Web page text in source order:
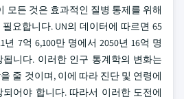
모든 것은 효과적인 질병 통제를 위해
요합니다. UN의 데이터에 따르면 65
7억 6,100만 명에서 2050년 16억 명
니다. 이러한 인구 통계학의 변화는
줄 것이며, 이에 따라 진단 및 연령에
어야 합니다. 따라서 이러한 도전에